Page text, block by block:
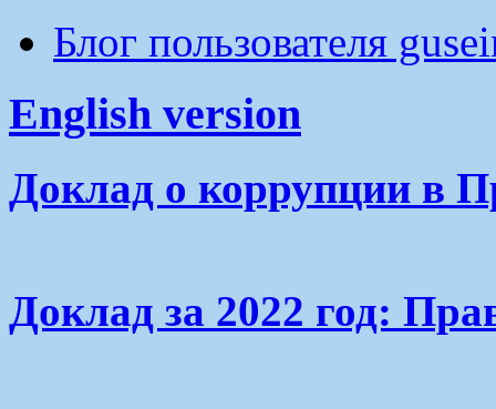
Блог пользователя
English version
Доклад о коррупции в
Доклад за 2022 год: